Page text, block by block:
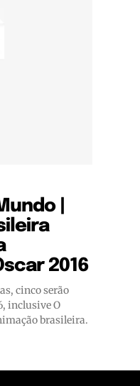
|
2016
cinco serão
inclusive O
brasileira.